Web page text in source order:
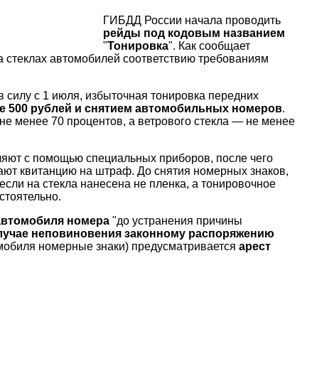
ГИБДД России начала проводить
рейды под кодовым названием
"Тонировка". Как сообщает
автомобилей соответствию требованиям
силу с 1 июля, избыточная тонировка передних
500 рублей и снятием автомобильных номеров.
менее 70 процентов, а ветрового стекла — не менее
с помощью специальных приборов, после чего
квитанцию на штраф. До снятия номерных знаков,
на стекла нанесена не пленка, а тонировочное
номера "до устранения причины
неповиновения законному распоряжению
номерные знаки) предусматривается арест